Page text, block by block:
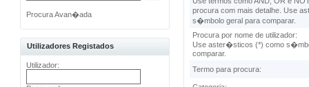
Procura Avan�ada
Utilizadores Registados
Utilizador:
procura com mais detalhe. Use
s�mbolo geral para comparar.
Procura por nome de utilizador:
Use aster�sticos (*) como
comparar.
Termo para procura: